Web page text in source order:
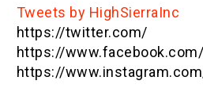
Tweets by HighSierraInc
https://twitter.com/
https://
https://